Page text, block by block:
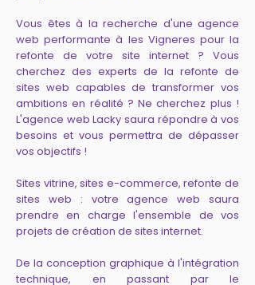
Vous êtes à la recherche d'une agence
web performante à les Vigneres pour la
refonte de votre site internet ? Vous
cherchez des experts de la refonte de
sites web capables de transformer vos
ambitions en réalité ? Ne cherchez plus !
L'agence web Lacky saura répondre à vos
besoins et vous permettra de dépasser
vos objectifs !
Sites vitrine, sites e-commerce, refonte de
sites web : votre agence web saura
prendre en charge l'ensemble de vos
projets de création de sites internet.
De la conception graphique à l'intégration
technique, en passant par le